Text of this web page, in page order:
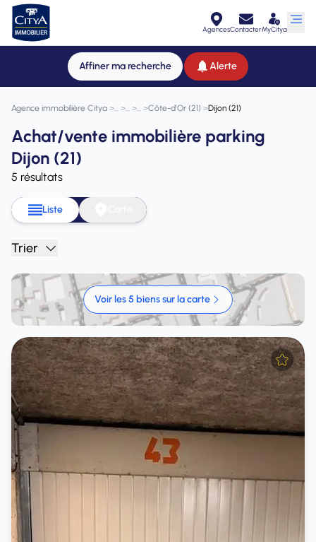
AgencesContacterMyCitya
Affiner ma recherche Alerte
Agence immobilière Citya > > > >Côte-d'Or (21) >Dijon (21)
Achat/vente immobilière parking
Dijon (21)
5 résultats
Liste
Trier
Voir les 5 biens sur la carte